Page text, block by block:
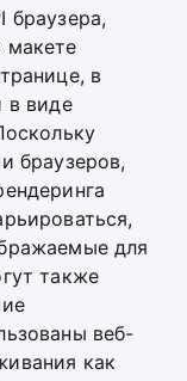
браузера,
макете
в
в виде
браузеров,
для
также
веб-
как